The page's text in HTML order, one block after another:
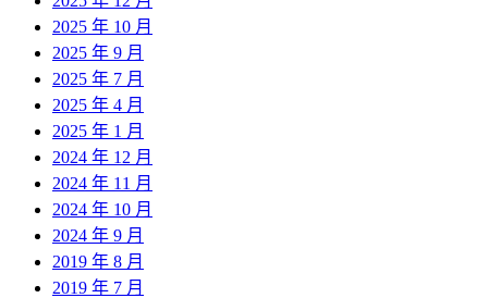
2025 年 10 月
2025 年 9 月
2025 年 7 月
2025 年 4 月
2025 年 1 月
2024 年 12 月
2024 年 11 月
2024 年 10 月
2024 年 9 月
2019 年 8 月
2019 年 7 月